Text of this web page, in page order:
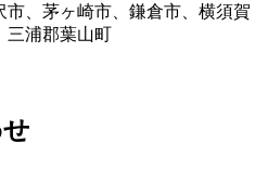
市、茅ヶ崎市、鎌倉市、横須賀
三浦郡葉山町